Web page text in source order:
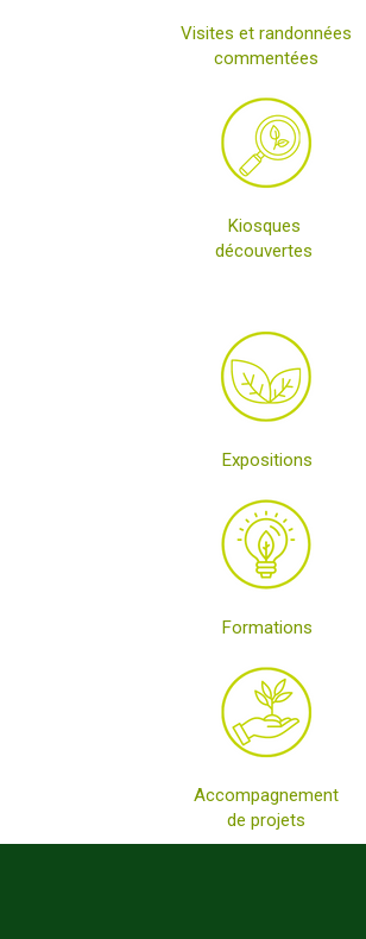
Visites et randonnées
commentées
Kiosques
découvertes
Expositions
Formations
Accompagnement
de projets